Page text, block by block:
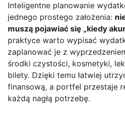
Inteligentne planowanie
jednego prostego założenia:
muszą pojawiać się „kiedy
praktyce warto wypisać
zaplanować je z
środki czystości, kosmetyki,
bilety. Dzięki temu łatwiej
finansową, a portfel przestaje
każdą nagłą potrzebę.